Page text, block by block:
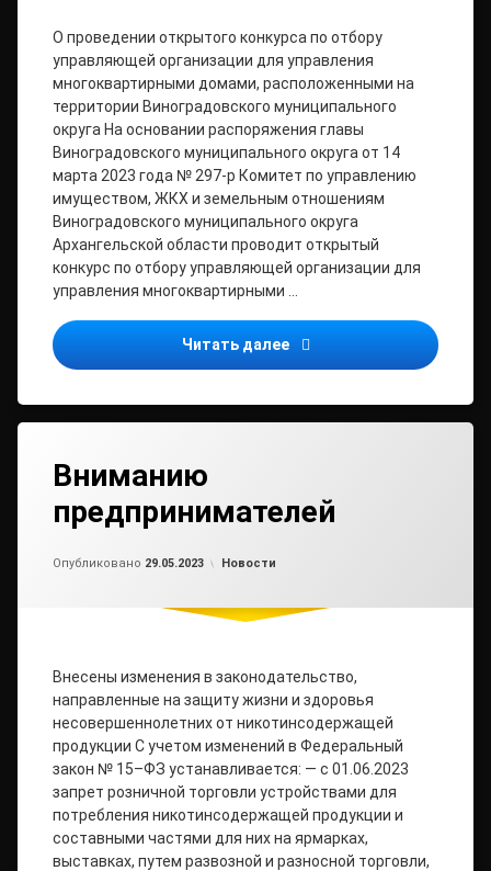
О проведении открытого конкурса по отбору
управляющей организации для управления
многоквартирными домами, расположенными на
территории Виноградовского муниципального
округа На основании распоряжения главы
Виноградовского муниципального округа от 14
марта 2023 года № 297-р Комитет по управлению
имуществом, ЖКХ и земельным отношениям
Виноградовского муниципального округа
Архангельской области проводит открытый
конкурс по отбору управляющей организации для
управления многоквартирными …
Читать далее ИЗВЕЩЕНИЕ
Вниманию
предпринимателей
Опубликовано 29.05.2023 Рубрики:
Новости
Внесены изменения в законодательство,
направленные на защиту жизни и здоровья
несовершеннолетних от никотинсодержащей
продукции С учетом изменений в Федеральный
закон № 15–ФЗ устанавливается: — с 01.06.2023
запрет розничной торговли устройствами для
потребления никотинсодержащей продукции и
составными частями для них на ярмарках,
выставках, путем развозной и разносной торговли,